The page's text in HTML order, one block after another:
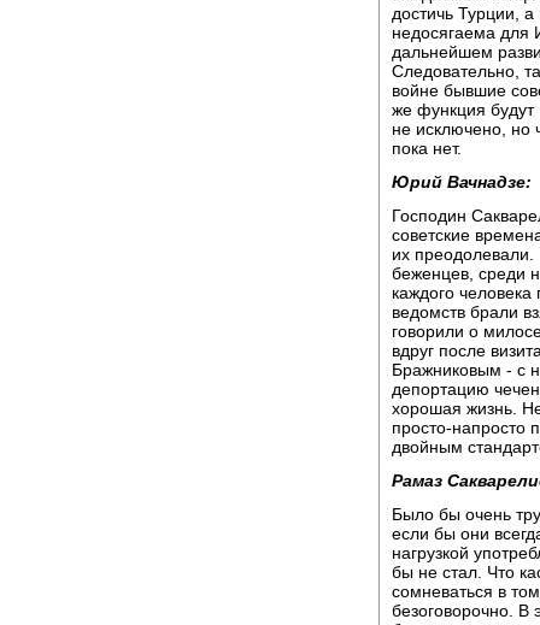
достичь Турции, а
недосягаема для
дальнейшем
Следовательно,
войне бывшие
же функция будут
не исключено, но
пока нет.
Юрий Вачнадзе:
Господин
советские
их
беженцев, среди
каждого человека
ведомств брали
говорили о
вдруг после
Бражниковым - с
депортацию
хорошая жизнь.
просто-напросто
двойным
Рамаз
Было бы очень
если бы они
нагрузкой
бы не стал. Что
сомневаться в
безоговорочно. В